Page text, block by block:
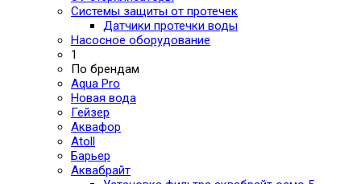
Системы защиты от протечек
Датчики протечки воды
Насосное оборудование
1
По брендам
Aqua Pro
Новая вода
Гейзер
Аквафор
Atoll
Барьер
Аквабрайт